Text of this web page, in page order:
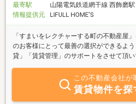
最寄駅
山陽電気鉄道網干線 西飾磨
情報提供元
LIFULL HOME'S
「すまいをレクチャーする町の不動産屋
のお客様にとって最善の選択ができるよ
貸」「賃貸管理」のサポートをさせて頂い
この不動産会社が
賃貸物件を探